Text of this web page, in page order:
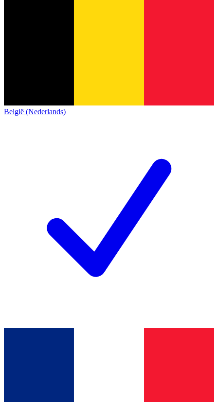
België (Nederlands)